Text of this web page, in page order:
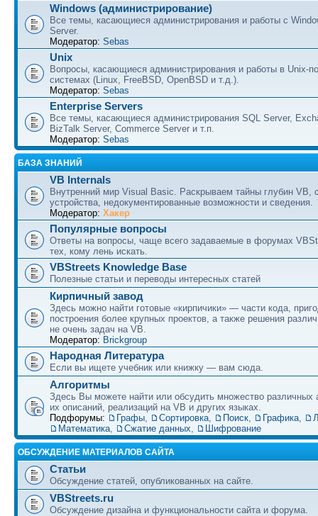
Windows (администрирование)
Все темы, касающиеся администрирования и работы с
Server.
Модератор: Sebas
Unix
Вопросы, касающиеся администрирования и работы в Unix-
системах (Linux, FreeBSD, OpenBSD и т.д.).
Модератор: Sebas
Enterprise Servers
Все темы, касающиеся администрирования SQL Server,
BizTalk Server, Commerce Server и т.п.
Модератор: Sebas
БАЗА ЗНАНИЙ
VB Internals
Внутренний мир Visual Basic. Раскрываем тайны глубин VB,
устройства, недокументированные возможности и сведения.
Модератор: Хакер
Популярные вопросы
Ответы на вопросы, чаще всего задаваемые в форумах
тех, кому лень искать.
VBStreets Knowledge Base
Полезные статьи и переводы интересных статей
Кирпичный завод
Здесь можно найти готовые «кирпичики» — части кода,
построения более крупных проектов, а также решения
не очень задач на VB.
Модератор: Brickgroup
Народная Литература
Если вы ищете учебник или книжку — вам сюда.
Алгоритмы
Здесь Вы можете найти или обсудить множество различных
их описаний, реализаций на VB и других языках.
Подфорумы:
Графы, Сортировка, Поиск, Графика,
Математика, Сжатие данных, Шифрование
ОБСУЖДЕНИЕ МАТЕРИАЛОВ САЙТА
Статьи
Обсуждение статей, опубликованных на сайте.
VBStreets.ru
Обсуждение дизайна и функциональности сайта и форума.